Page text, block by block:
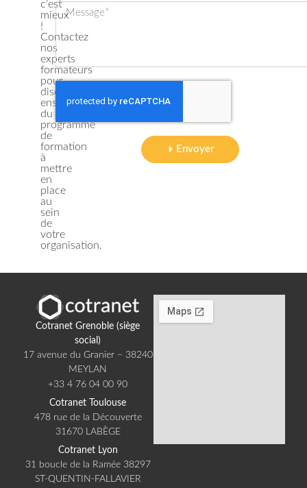
c’est
mieux
!
Contactez
nos
experts
formateurs
pour
discuter
ensemble
du
programme
de
formation
à
mettre
en
place
au
sein
de
votre
organisation.​
Envoyer
Cotranet Grenoble (siège
social)​
17 avenue du Granier – 38240
MEYLAN​
+33 4 76 04 00 90​
Cotranet Toulouse​
478 rue de la Découverte
31670 LABÈGE​
Cotranet Lyon​
31 boucle de la Ramée 38297
ST-QUENTIN-FALLAVIER​